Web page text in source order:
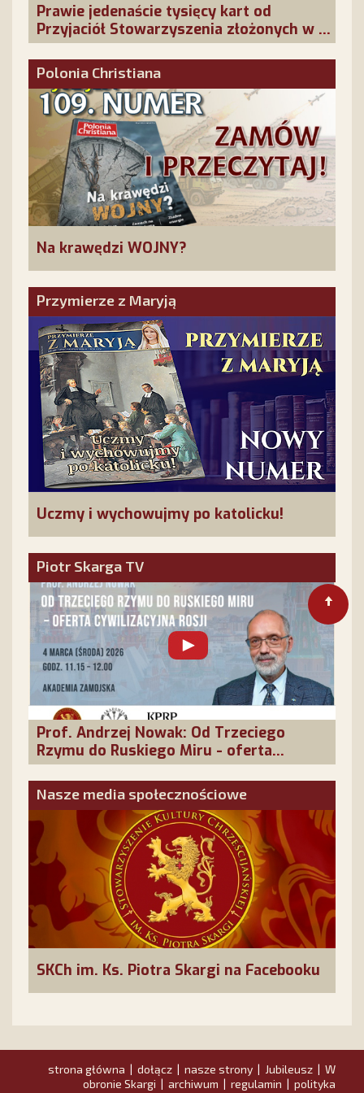
Prawie jedenaście tysięcy kart od
Przyjaciół Stowarzyszenia złożonych w La
Salette!
Polonia Christiana
Na krawędzi WOJNY?
Przymierze z Maryją
Uczmy i wychowujmy po katolicku!
Piotr Skarga TV
Prof. Andrzej Nowak: Od Trzeciego
Rzymu do Ruskiego Miru - oferta
cywilizacyjna Rosji
Nasze media społecznościowe
SKCh im. Ks. Piotra Skargi na Facebooku
strona główna dołącz nasze strony Jubileusz
W
obronie Skargi
archiwum regulamin
polityka